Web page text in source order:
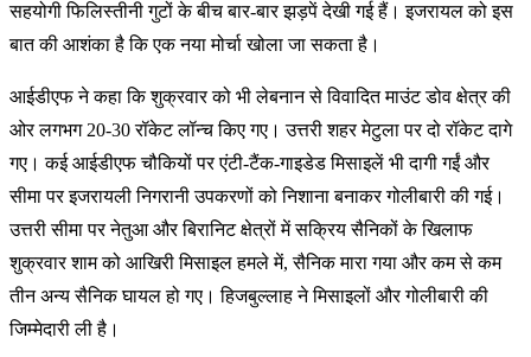
सहयोगी फिलिस्तीनी गुटों के बीच बार-बार झड़पें देखी गई हैं। इजरायल को इस
बात की आशंका है कि एक नया मोर्चा खोला जा सकता है।
आईडीएफ ने कहा कि शुक्रवार को भी लेबनान से विवादित माउंट डोव क्षेत्र की
ओर लगभग 20-30 रॉकेट लॉन्च किए गए। उत्तरी शहर मेटुला पर दो रॉकेट दागे
गए। कई आईडीएफ चौकियों पर एंटी-टैंक-गाइडेड मिसाइलें भी दागी गईं और
सीमा पर इजरायली निगरानी उपकरणों को निशाना बनाकर गोलीबारी की गई।
उत्तरी सीमा पर नेतुआ और बिरानिट क्षेत्रों में सक्रिय सैनिकों के खिलाफ
शुक्रवार शाम को आखिरी मिसाइल हमले में, सैनिक मारा गया और कम से कम
तीन अन्य सैनिक घायल हो गए। हिजबुल्लाह ने मिसाइलों और गोलीबारी की
जिम्मेदारी ली है।